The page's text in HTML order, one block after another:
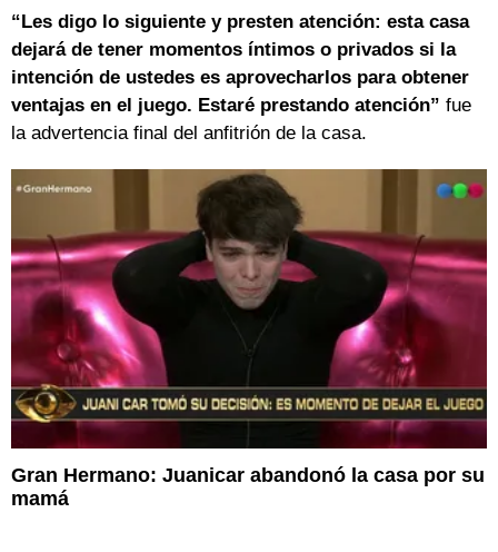
“Les digo lo siguiente y presten atención: esta casa
dejará de tener momentos íntimos o privados si la
intención de ustedes es aprovecharlos para obtener
ventajas en el juego. Estaré prestando atención” fue
la advertencia final del anfitrión de la casa.
Gran Hermano: Juanicar abandonó la casa por su
mamá